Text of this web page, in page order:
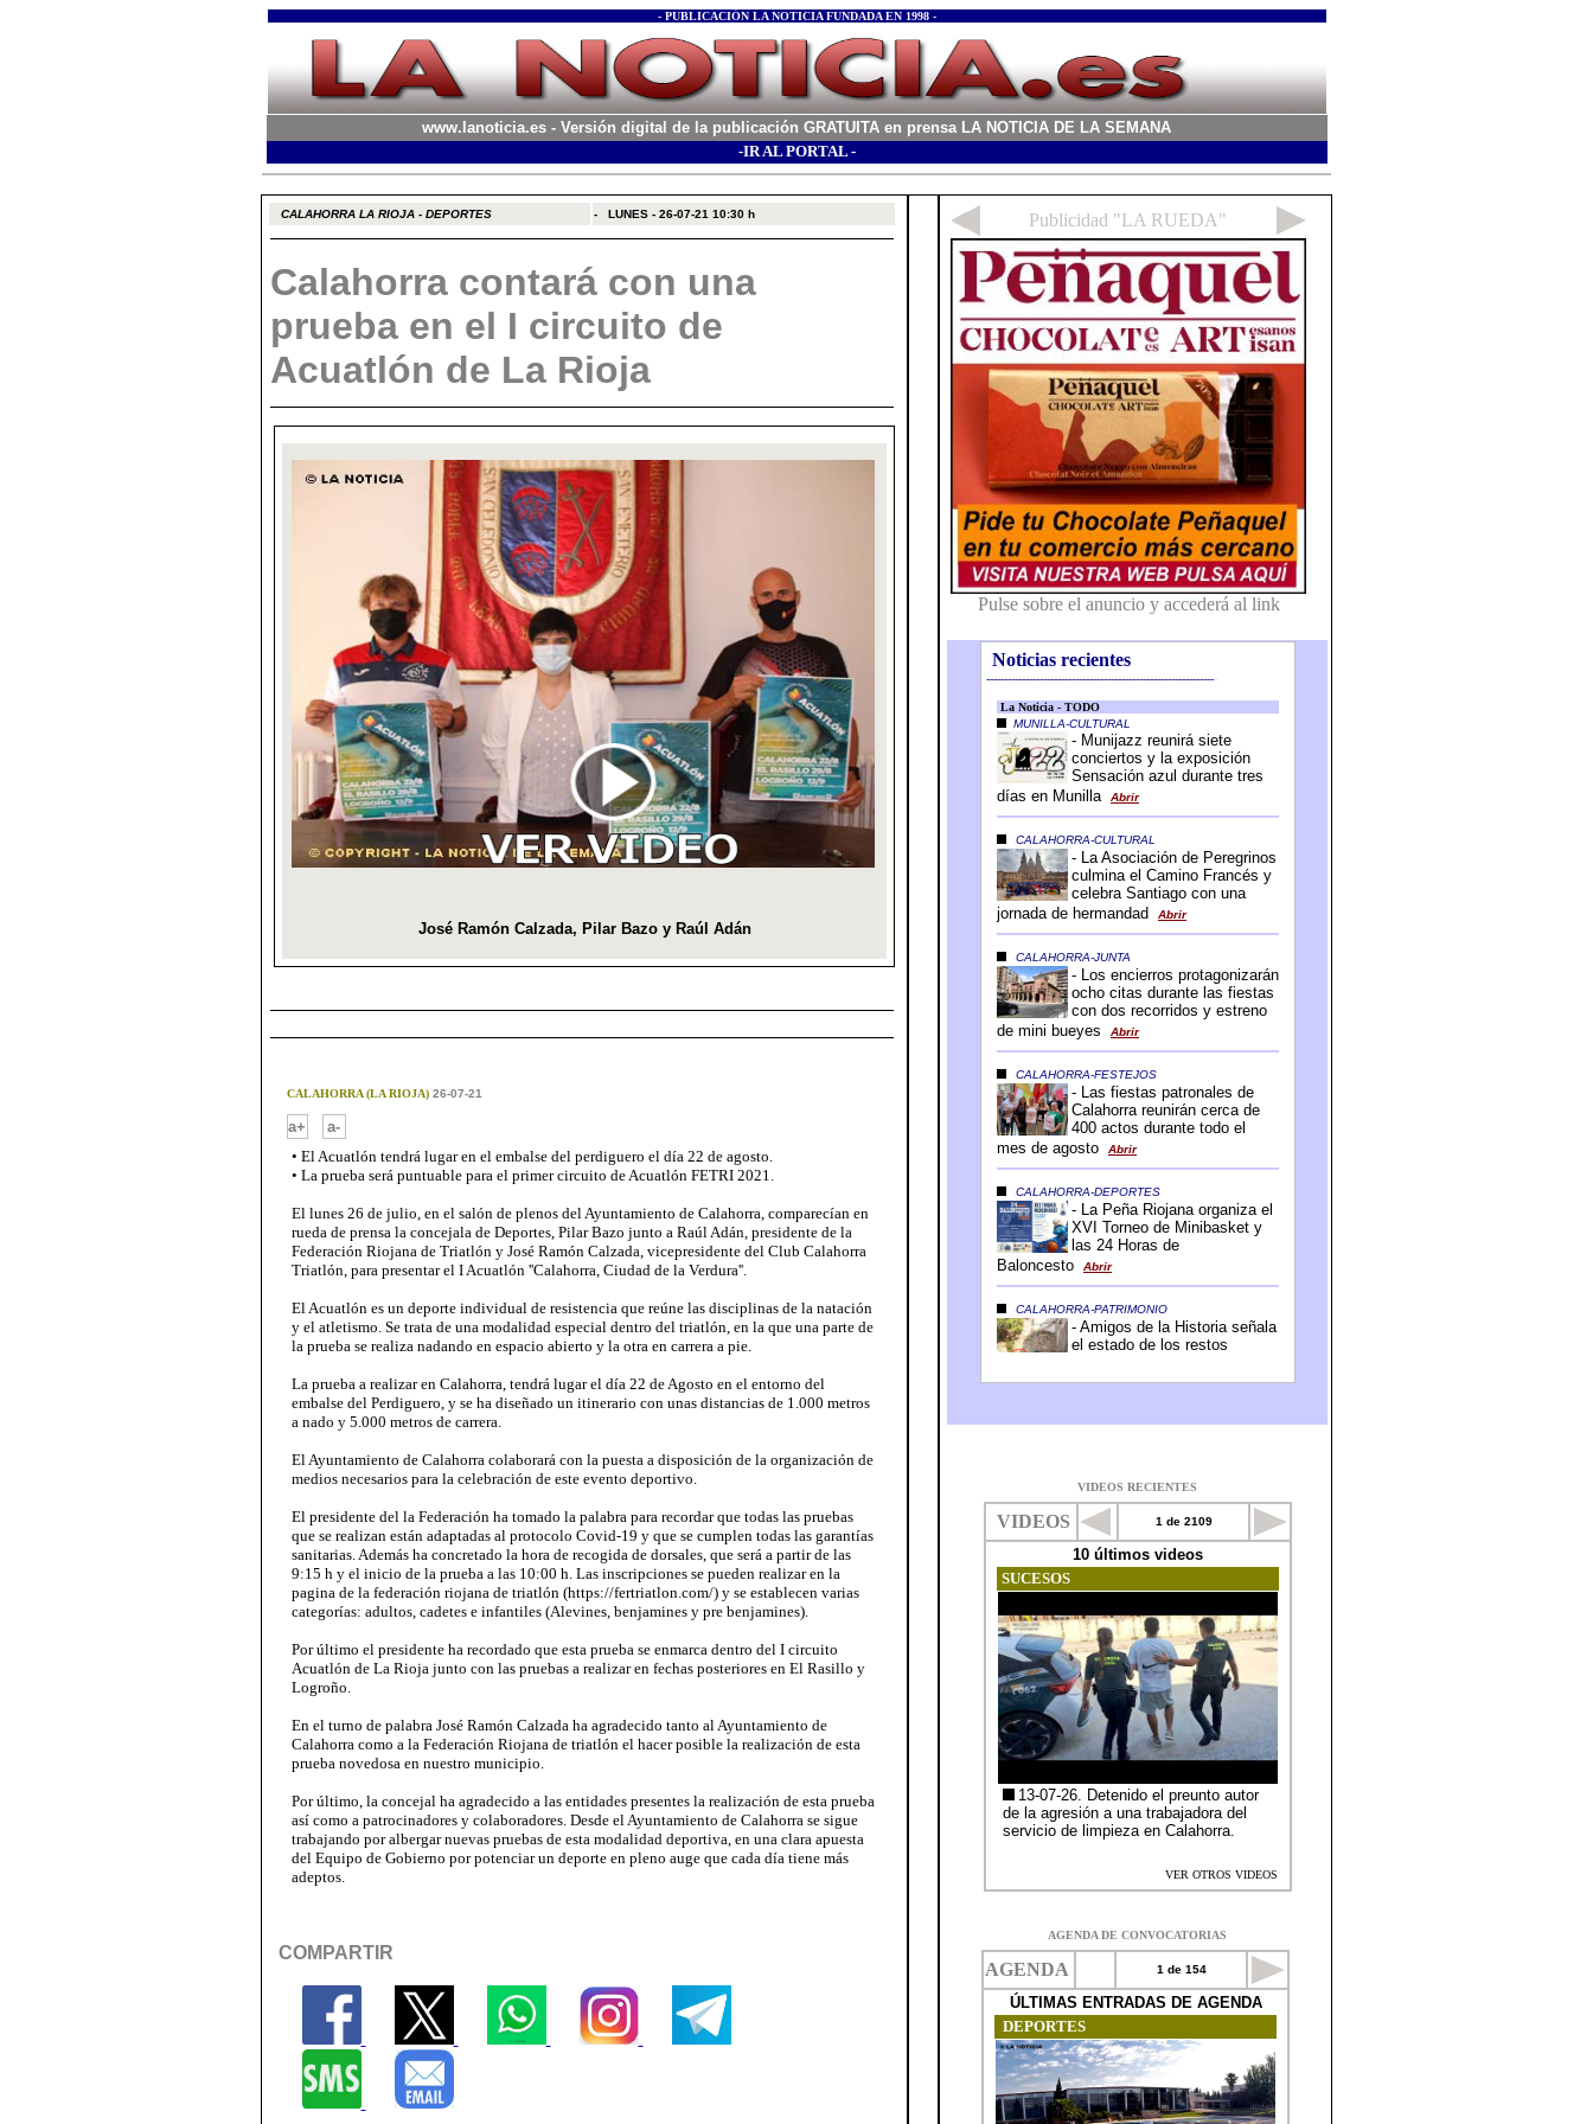
- PUBLICACIÓN LA NOTICIA FUNDADA EN 1998 -
www.lanoticia.es - Versión digital de la publicación GRATUITA en prensa LA NOTICIA DE LA SEMANA
-IR AL PORTAL -
CALAHORRA LA RIOJA - DEPORTES - LUNES - 26-07-21 10:30 h
Calahorra contará con una
prueba en el I circuito de
Acuatlón de La Rioja
CALAHORRA (LA RIOJA)26-07-21
a+
a-
• El Acuatlón tendrá lugar en el embalse del perdiguero el día 22 de agosto.
• La prueba será puntuable para el primer circuito de Acuatlón FETRI 2021.
El lunes 26 de julio, en el salón de plenos del Ayuntamiento de Calahorra, comparecían en
rueda de prensa la concejala de Deportes, Pilar Bazo junto a Raúl Adán, presidente de la
Federación Riojana de Triatlón y José Ramón Calzada, vicepresidente del Club Calahorra
Triatlón, para presentar el I Acuatlón ''Calahorra, Ciudad de la Verdura''.
El Acuatlón es un deporte individual de resistencia que reúne las disciplinas de la natación
y el atletismo. Se trata de una modalidad especial dentro del triatlón, en la que una parte de
la prueba se realiza nadando en espacio abierto y la otra en carrera a pie.
La prueba a realizar en Calahorra, tendrá lugar el día 22 de Agosto en el entorno del
embalse del Perdiguero, y se ha diseñado un itinerario con unas distancias de 1.000 metros
a nado y 5.000 metros de carrera.
El Ayuntamiento de Calahorra colaborará con la puesta a disposición de la organización de
medios necesarios para la celebración de este evento deportivo.
El presidente del la Federación ha tomado la palabra para recordar que todas las pruebas
que se realizan están adaptadas al protocolo Covid-19 y que se cumplen todas las garantías
sanitarias. Además ha concretado la hora de recogida de dorsales, que será a partir de las
9:15 h y el inicio de la prueba a las 10:00 h. Las inscripciones se pueden realizar en la
pagina de la federación riojana de triatlón (https://fertriatlon.com/) y se establecen varias
categorías: adultos, cadetes e infantiles (Alevines, benjamines y pre benjamines).
Por último el presidente ha recordado que esta prueba se enmarca dentro del I circuito
Acuatlón de La Rioja junto con las pruebas a realizar en fechas posteriores en El Rasillo y
Logroño.
En el turno de palabra José Ramón Calzada ha agradecido tanto al Ayuntamiento de
Calahorra como a la Federación Riojana de triatlón el hacer posible la realización de esta
prueba novedosa en nuestro municipio.
Por último, la concejal ha agradecido a las entidades presentes la realización de esta prueba
así como a patrocinadores y colaboradores. Desde el Ayuntamiento de Calahorra se sigue
trabajando por albergar nuevas pruebas de esta modalidad deportiva, en una clara apuesta
del Equipo de Gobierno por potenciar un deporte en pleno auge que cada día tiene más
adeptos.
COMPARTIR
Noticias recientes
-----------------------------------------------------------------
VIDEOS RECIENTES
AGENDA DE CONVOCATORIAS